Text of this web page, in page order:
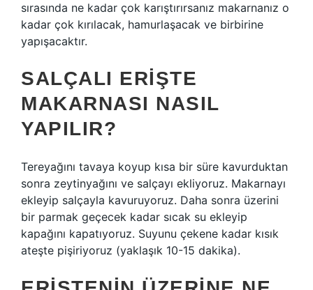
sırasında ne kadar çok karıştırırsanız makarnanız o
kadar çok kırılacak, hamurlaşacak ve birbirine
yapışacaktır.
SALÇALI ERIŞTE
MAKARNASI NASIL
YAPILIR?
Tereyağını tavaya koyup kısa bir süre kavurduktan
sonra zeytinyağını ve salçayı ekliyoruz. Makarnayı
ekleyip salçayla kavuruyoruz. Daha sonra üzerini
bir parmak geçecek kadar sıcak su ekleyip
kapağını kapatıyoruz. Suyunu çekene kadar kısık
ateşte pişiriyoruz (yaklaşık 10-15 dakika).